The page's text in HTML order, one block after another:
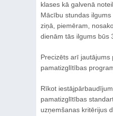
klases kā galvenā
Mācību stundas
ziņā, piemēram,
dienām tās ilgums būs
Precizēts arī jautājums
pamatizglītības
Rīkot
pamatizglītības
uzņemšanas kritērijus